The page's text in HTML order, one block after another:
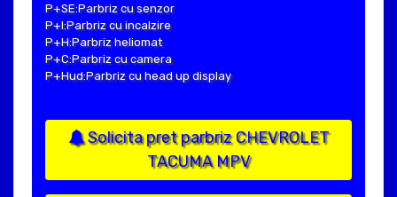
P+SE:Parbriz cu senzor
P+I:Parbriz cu incalzire
P+H:Parbriz heliomat
P+C:Parbriz cu camera
P+Hud:Parbriz cu head up display
Solicita pret parbriz CHEVROLET
TACUMA MPV